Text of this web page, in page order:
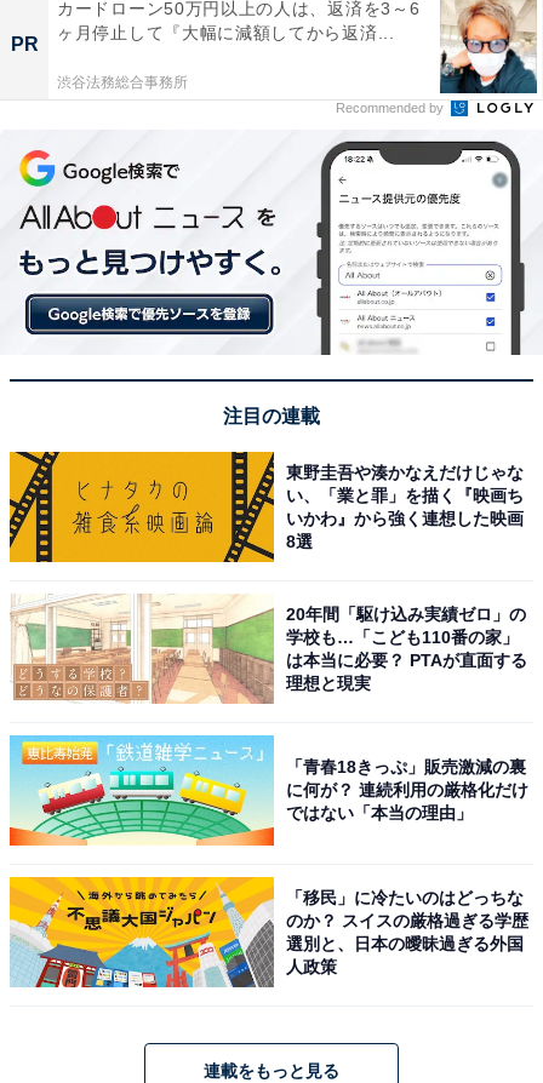
PR
カードローン50万円以上の人は、返済を3～6
ヶ月停止して『大幅に減額してから返済...
渋谷法務総合事務所
Recommended by
注目の連載
東野圭吾や湊かなえだけじゃな
い、「業と罪」を描く『映画ち
いかわ』から強く連想した映画
8選
20年間「駆け込み実績ゼロ」の
学校も…「こども110番の家」
は本当に必要？ PTAが直面する
理想と現実
「青春18きっぷ」販売激減の裏
に何が？ 連続利用の厳格化だけ
ではない「本当の理由」
「移民」に冷たいのはどっちな
のか？ スイスの厳格過ぎる学歴
選別と、日本の曖昧過ぎる外国
人政策
連載をもっと見る